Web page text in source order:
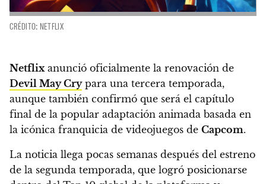
CRÉDITO: NETFLIX
Netflix anunció oficialmente la renovación de
Devil May Crypara una tercera temporada,
aunque también confirmó que será el capítulo
final de la popular adaptación animada basada en
la icónica franquicia de videojuegos de Capcom.
La noticia llega pocas semanas después del estreno
de la segunda temporada, que logró posicionarse